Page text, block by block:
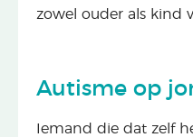
zowel ouder als kind
Autisme op
Iemand die dat zelf